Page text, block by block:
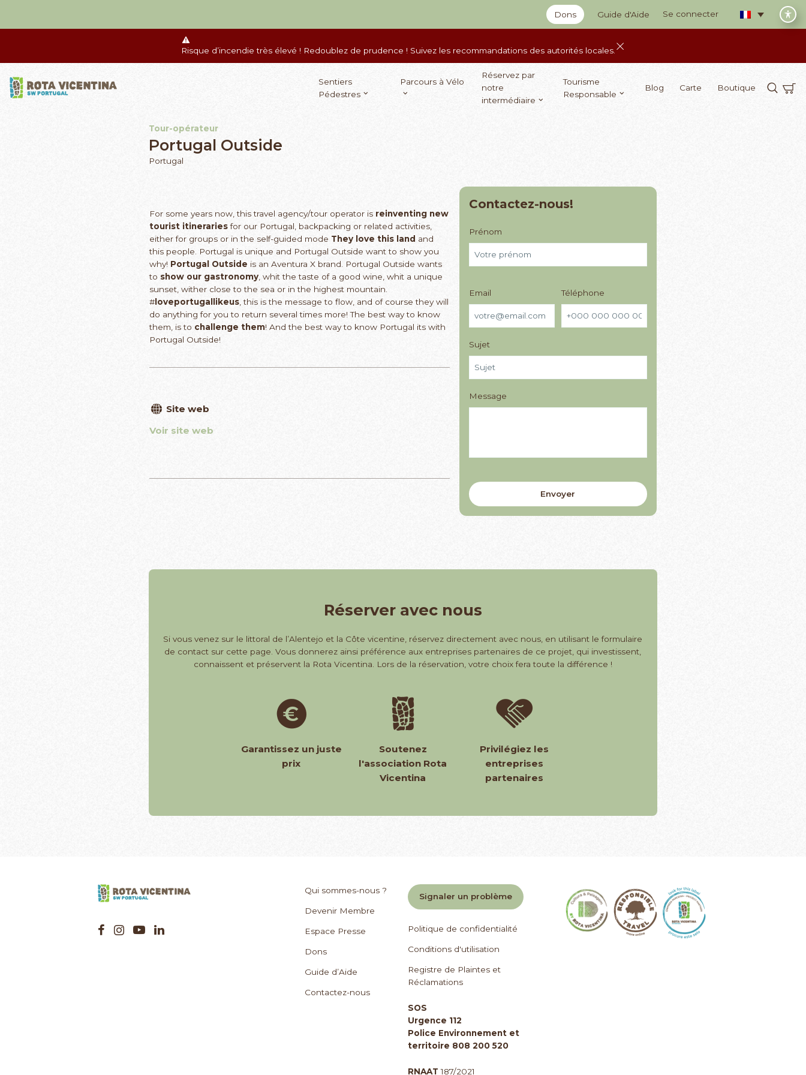
Dons Guide d'Aide Se connecter
Risque d’incendie très élevé ! Redoublez de prudence ! Suivez les recommandations des autorités locales.
Sentiers
Pédestres
Parcours à Vélo
Réservez par
notre
intermédiaire
Tourisme
Responsable
Blog Carte Boutique
Tour-opérateur
Portugal Outside
Portugal
For some years now, this travel agency/tour operator is reinventing new
tourist itinerariesfor our Portugal, backpacking or related activities,
either for groups or in the self-guided mode They love this land and
this people. Portugal is unique and Portugal Outside want to show you
why! Portugal Outside is an Aventura X brand. Portugal Outside wants
to show our gastronomy , whit the taste of a good wine, whit a unique
sunset, wither close to the sea or in the highest mountain.
# loveportugallikeus , this is the message to flow, and of course they will
do anything for you to return several times more! The best way to know
them, is to challenge them! And the best way to know Portugal its with
Portugal Outside!
Site web
Voir site web
Contactez-nous!
Prénom
Email Téléphone
Sujet
Message
Réserver avec nous
Si vous venez sur le littoral de l’Alentejo et la Côte vicentine, réservez directement avec nous, en utilisant le formulaire
de contact sur cette page. Vous donnerez ainsi préférence aux entreprises partenaires de ce projet, qui investissent,
connaissent et préservent la Rota Vicentina. Lors de la réservation, votre choix fera toute la différence !
Garantissez un juste
prix
Soutenez
l'association Rota
Vicentina
Privilégiez les
entreprises
partenaires
Qui sommes-nous ?
Devenir Membre
Espace Presse
Dons
Guide d’Aide
Contactez-nous
Signaler un problème
Politique de confidentialité
Conditions d'utilisation
Registre de Plaintes et
Réclamations
SOS
Urgence 112
Police Environnement et
territoire 808 200 520
RNAAT 187/2021